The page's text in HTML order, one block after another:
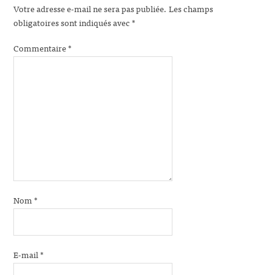
Votre adresse e-mail ne sera pas publiée. Les champs
obligatoires sont indiqués avec*
Commentaire*
Nom*
E-mail*